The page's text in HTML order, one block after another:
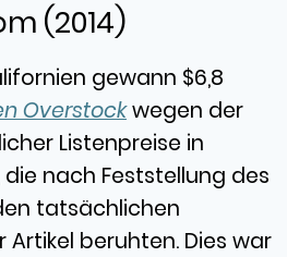
(2014)
gewann $6,8
Overstockwegen der
Listenpreise in
nach Feststellung des
tatsächlichen
beruhten. Dies war